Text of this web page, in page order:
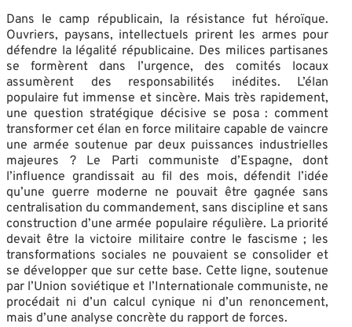
Dans le camp républicain, la résistance fut héroïque.
Ouvriers, paysans, intellectuels prirent les armes pour
défendre la légalité républicaine. Des milices partisanes
se formèrent dans l’urgence, des comités locaux
assumèrent des responsabilités inédites. L’élan
populaire fut immense et sincère. Mais très rapidement,
une question stratégique décisive se posa : comment
transformer cet élan en force militaire capable de vaincre
une armée soutenue par deux puissances industrielles
majeures ? Le Parti communiste d’Espagne, dont
l’influence grandissait au fil des mois, défendit l’idée
qu’une guerre moderne ne pouvait être gagnée sans
centralisation du commandement, sans discipline et sans
construction d’une armée populaire régulière. La priorité
devait être la victoire militaire contre le fascisme ; les
transformations sociales ne pouvaient se consolider et
se développer que sur cette base. Cette ligne, soutenue
par l’Union soviétique et l’Internationale communiste, ne
procédait ni d’un calcul cynique ni d’un renoncement,
mais d’une analyse concrète du rapport de forces.